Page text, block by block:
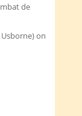
de
on